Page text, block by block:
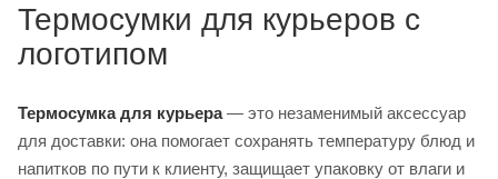
Термосумки для курьеров с
логотипом
Термосумка для курьера— это незаменимый аксессуар
для доставки: она помогает сохранять температуру блюд и
напитков по пути к клиенту, защищает упаковку от влаги и